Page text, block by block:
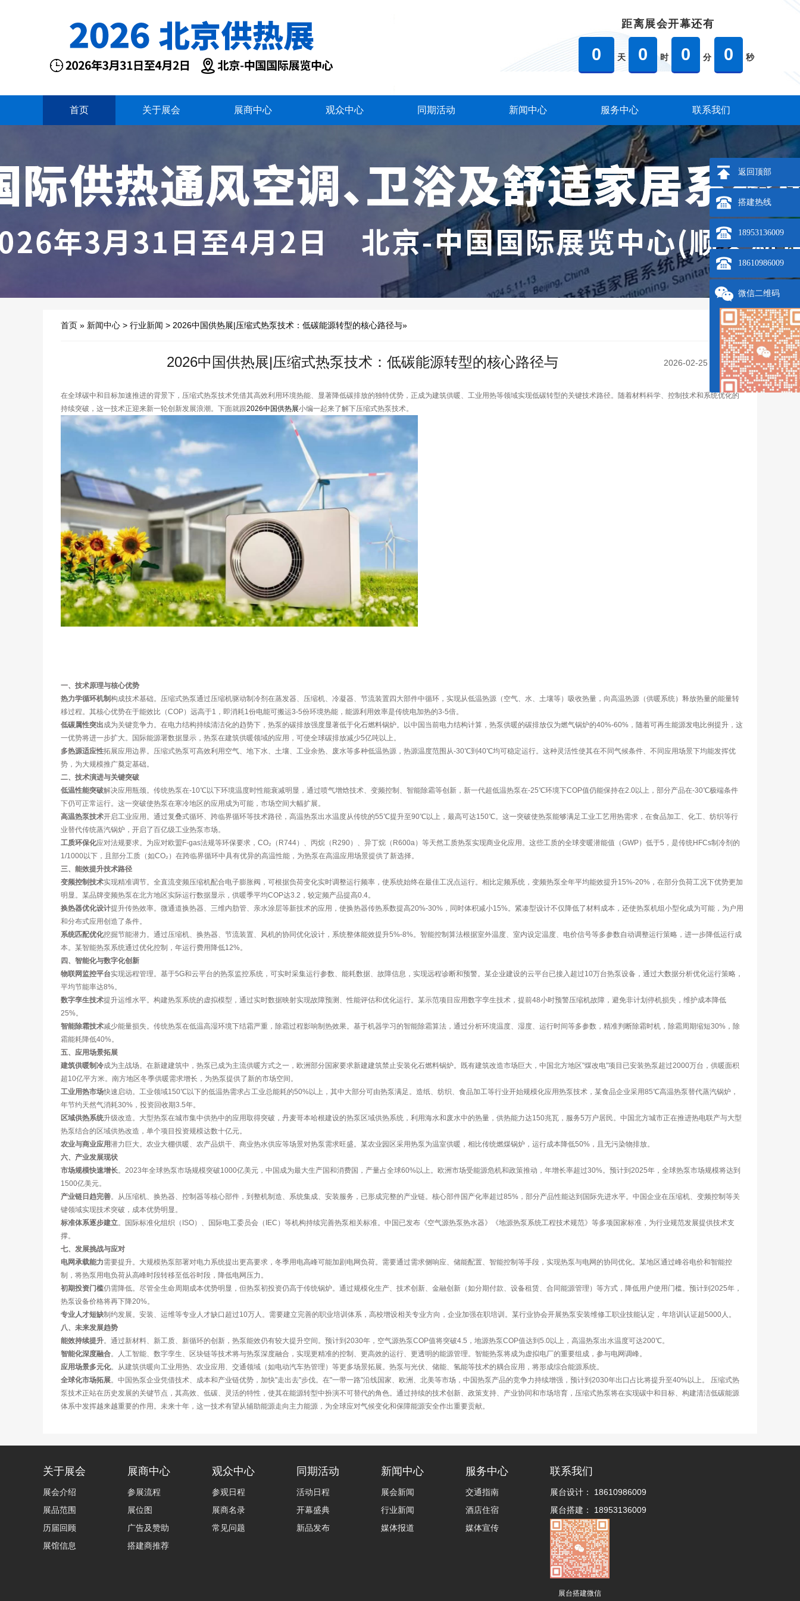
距离展会开幕还有
0 天 0 时 0 分 0 秒
首页 关于展会 展商中心 观众中心 同期活动 新闻中心 服务中心 联系我们
首页 » 新闻中心 > 行业新闻 > 2026中国供热展|压缩式热泵技术：低碳能源转型的核心路径与»
2026中国供热展|压缩式热泵技术：低碳能源转型的核心路径与 2026-02-25 10:10:05
在全球碳中和目标加速推进的背景下，压缩式热泵技术凭借其高效利用环境热能、显著降低碳排放的独特优势，正成为建筑供暖、工业用热等领域实现低碳转型的关键技术路径。随着材料科学、控制技术和系统优化的
持续突破，这一技术正迎来新一轮创新发展浪潮。下面就跟2026中国供热展小编一起来了解下压缩式热泵技术。
一、技术原理与核心优势
热力学循环机制构成技术基础。压缩式热泵通过压缩机驱动制冷剂在蒸发器、压缩机、冷凝器、节流装置四大部件中循环，实现从低温热源（空气、水、土壤等）吸收热量，向高温热源（供暖系统）释放热量的能量转
移过程。其核心优势在于能效比（COP）远高于1，即消耗1份电能可搬运3-5份环境热能，能源利用效率是传统电加热的3-5倍。
低碳属性突出成为关键竞争力。在电力结构持续清洁化的趋势下，热泵的碳排放强度显著低于化石燃料锅炉。以中国当前电力结构计算，热泵供暖的碳排放仅为燃气锅炉的40%-60%，随着可再生能源发电比例提升，这
一优势将进一步扩大。国际能源署数据显示，热泵在建筑供暖领域的应用，可使全球碳排放减少5亿吨以上。
多热源适应性拓展应用边界。压缩式热泵可高效利用空气、地下水、土壤、工业余热、废水等多种低温热源，热源温度范围从-30℃到40℃均可稳定运行。这种灵活性使其在不同气候条件、不同应用场景下均能发挥优
势，为大规模推广奠定基础。
二、技术演进与关键突破
低温性能突破解决应用瓶颈。传统热泵在-10℃以下环境温度时性能衰减明显，通过喷气增焓技术、变频控制、智能除霜等创新，新一代超低温热泵在-25℃环境下COP值仍能保持在2.0以上，部分产品在-30℃极端条件
下仍可正常运行。这一突破使热泵在寒冷地区的应用成为可能，市场空间大幅扩展。
高温热泵技术开启工业应用。通过复叠式循环、跨临界循环等技术路径，高温热泵出水温度从传统的55℃提升至90℃以上，最高可达150℃。这一突破使热泵能够满足工业工艺用热需求，在食品加工、化工、纺织等行
业替代传统蒸汽锅炉，开启了百亿级工业热泵市场。
工质环保化应对法规要求。为应对欧盟F-gas法规等环保要求，CO₂（R744）、丙烷（R290）、异丁烷（R600a）等天然工质热泵实现商业化应用。这些工质的全球变暖潜能值（GWP）低于5，是传统HFCs制冷剂的
1/1000以下，且部分工质（如CO₂）在跨临界循环中具有优异的高温性能，为热泵在高温应用场景提供了新选择。
三、能效提升技术路径
变频控制技术实现精准调节。全直流变频压缩机配合电子膨胀阀，可根据负荷变化实时调整运行频率，使系统始终在最佳工况点运行。相比定频系统，变频热泵全年平均能效提升15%-20%，在部分负荷工况下优势更加
明显。某品牌变频热泵在北方地区实际运行数据显示，供暖季平均COP达3.2，较定频产品提高0.4。
换热器优化设计提升传热效率。微通道换热器、三维内肋管、亲水涂层等新技术的应用，使换热器传热系数提高20%-30%，同时体积减小15%。紧凑型设计不仅降低了材料成本，还使热泵机组小型化成为可能，为户用
和分布式应用创造了条件。
系统匹配优化挖掘节能潜力。通过压缩机、换热器、节流装置、风机的协同优化设计，系统整体能效提升5%-8%。智能控制算法根据室外温度、室内设定温度、电价信号等多参数自动调整运行策略，进一步降低运行成
本。某智能热泵系统通过优化控制，年运行费用降低12%。
四、智能化与数字化创新
物联网监控平台实现远程管理。基于5G和云平台的热泵监控系统，可实时采集运行参数、能耗数据、故障信息，实现远程诊断和预警。某企业建设的云平台已接入超过10万台热泵设备，通过大数据分析优化运行策略，
平均节能率达8%。
数字孪生技术提升运维水平。构建热泵系统的虚拟模型，通过实时数据映射实现故障预测、性能评估和优化运行。某示范项目应用数字孪生技术，提前48小时预警压缩机故障，避免非计划停机损失，维护成本降低
25%。
智能除霜技术减少能量损失。传统热泵在低温高湿环境下结霜严重，除霜过程影响制热效果。基于机器学习的智能除霜算法，通过分析环境温度、湿度、运行时间等多参数，精准判断除霜时机，除霜周期缩短30%，除
霜能耗降低40%。
五、应用场景拓展
建筑供暖制冷成为主战场。在新建建筑中，热泵已成为主流供暖方式之一，欧洲部分国家要求新建建筑禁止安装化石燃料锅炉。既有建筑改造市场巨大，中国北方地区"煤改电"项目已安装热泵超过2000万台，供暖面积
超10亿平方米。南方地区冬季供暖需求增长，为热泵提供了新的市场空间。
工业用热市场快速启动。工业领域150℃以下的低温热需求占工业总能耗的50%以上，其中大部分可由热泵满足。造纸、纺织、食品加工等行业开始规模化应用热泵技术，某食品企业采用85℃高温热泵替代蒸汽锅炉，
年节约天然气消耗30%，投资回收期3.5年。
区域供热系统升级改造。大型热泵在城市集中供热中的应用取得突破，丹麦哥本哈根建设的热泵区域供热系统，利用海水和废水中的热量，供热能力达150兆瓦，服务5万户居民。中国北方城市正在推进热电联产与大型
热泵结合的区域供热改造，单个项目投资规模达数十亿元。
农业与商业应用潜力巨大。农业大棚供暖、农产品烘干、商业热水供应等场景对热泵需求旺盛。某农业园区采用热泵为温室供暖，相比传统燃煤锅炉，运行成本降低50%，且无污染物排放。
六、产业发展现状
市场规模快速增长。2023年全球热泵市场规模突破1000亿美元，中国成为最大生产国和消费国，产量占全球60%以上。欧洲市场受能源危机和政策推动，年增长率超过30%。预计到2025年，全球热泵市场规模将达到
1500亿美元。
产业链日趋完善。从压缩机、换热器、控制器等核心部件，到整机制造、系统集成、安装服务，已形成完整的产业链。核心部件国产化率超过85%，部分产品性能达到国际先进水平。中国企业在压缩机、变频控制等关
键领域实现技术突破，成本优势明显。
标准体系逐步建立。国际标准化组织（ISO）、国际电工委员会（IEC）等机构持续完善热泵相关标准。中国已发布《空气源热泵热水器》《地源热泵系统工程技术规范》等多项国家标准，为行业规范发展提供技术支
撑。
七、发展挑战与应对
电网承载能力需要提升。大规模热泵部署对电力系统提出更高要求，冬季用电高峰可能加剧电网负荷。需要通过需求侧响应、储能配置、智能控制等手段，实现热泵与电网的协同优化。某地区通过峰谷电价和智能控
制，将热泵用电负荷从高峰时段转移至低谷时段，降低电网压力。
初期投资门槛仍需降低。尽管全生命周期成本优势明显，但热泵初投资仍高于传统锅炉。通过规模化生产、技术创新、金融创新（如分期付款、设备租赁、合同能源管理）等方式，降低用户使用门槛。预计到2025年，
热泵设备价格将再下降20%。
专业人才短缺制约发展。安装、运维等专业人才缺口超过10万人。需要建立完善的职业培训体系，高校增设相关专业方向，企业加强在职培训。某行业协会开展热泵安装维修工职业技能认定，年培训认证超5000人。
八、未来发展趋势
能效持续提升。通过新材料、新工质、新循环的创新，热泵能效仍有较大提升空间。预计到2030年，空气源热泵COP值将突破4.5，地源热泵COP值达到5.0以上，高温热泵出水温度可达200℃。
智能化深度融合。人工智能、数字孪生、区块链等技术将与热泵深度融合，实现更精准的控制、更高效的运行、更透明的能源管理。智能热泵将成为虚拟电厂的重要组成，参与电网调峰。
应用场景多元化。从建筑供暖向工业用热、农业应用、交通领域（如电动汽车热管理）等更多场景拓展。热泵与光伏、储能、氢能等技术的耦合应用，将形成综合能源系统。
全球化市场拓展。中国热泵企业凭借技术、成本和产业链优势，加快"走出去"步伐。在"一带一路"沿线国家、欧洲、北美等市场，中国热泵产品的竞争力持续增强，预计到2030年出口占比将提升至40%以上。 压缩式热
泵技术正站在历史发展的关键节点，其高效、低碳、灵活的特性，使其在能源转型中扮演不可替代的角色。通过持续的技术创新、政策支持、产业协同和市场培育，压缩式热泵将在实现碳中和目标、构建清洁低碳能源
体系中发挥越来越重要的作用。未来十年，这一技术有望从辅助能源走向主力能源，为全球应对气候变化和保障能源安全作出重要贡献。
关于展会
展会介绍
展品范围
历届回顾
展馆信息
展商中心
参展流程
展位图
广告及赞助
搭建商推荐
观众中心
参观日程
展商名录
常见问题
同期活动
活动日程
开幕盛典
新品发布
新闻中心
展会新闻
行业新闻
媒体报道
服务中心
交通指南
酒店住宿
媒体宣传
联系我们
展台设计： 18610986009
展台搭建： 18953136009
展台搭建微信
返回顶部
搭建热线
18953136009
18610986009
微信二维码